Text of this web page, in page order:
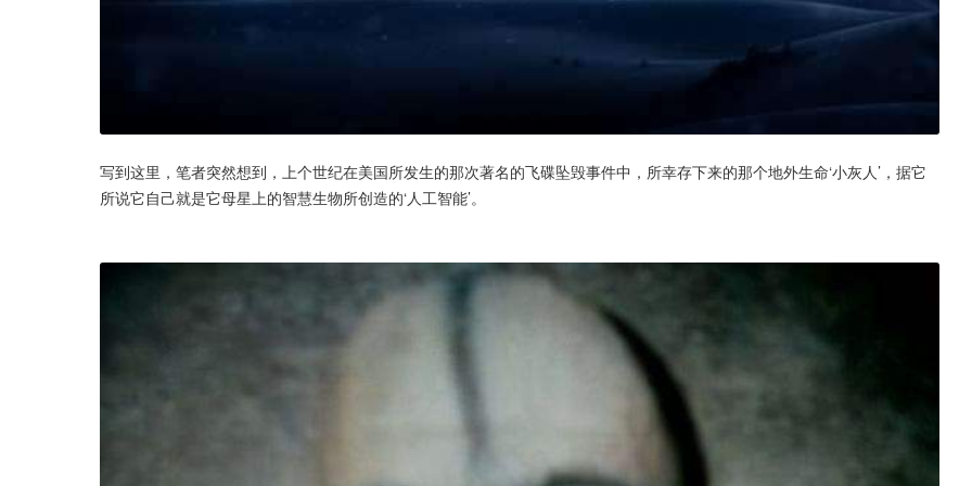
写到这里，笔者突然想到，上个世纪在美国所发生的那次著名的飞碟坠毁事件中，所幸存下来的那个地外生命‘小灰人’，据它
所说它自己就是它母星上的智慧生物所创造的‘人工智能’。